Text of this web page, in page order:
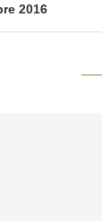
2016